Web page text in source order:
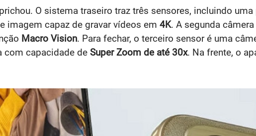
O sistema traseiro traz três sensores, incluindo
imagem capaz de gravar vídeos em 4K. A segunda
Macro Vision. Para fechar, o terceiro sensor é uma
capacidade de Super Zoom de até 30x. Na frente, o